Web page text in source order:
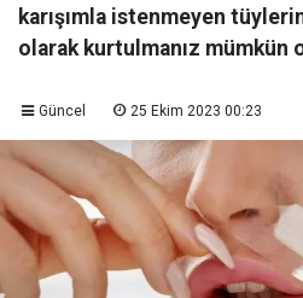
karışımla istenmeyen
olarak kurtulmanız mümkün
Güncel 25 Ekim 2023 00:23